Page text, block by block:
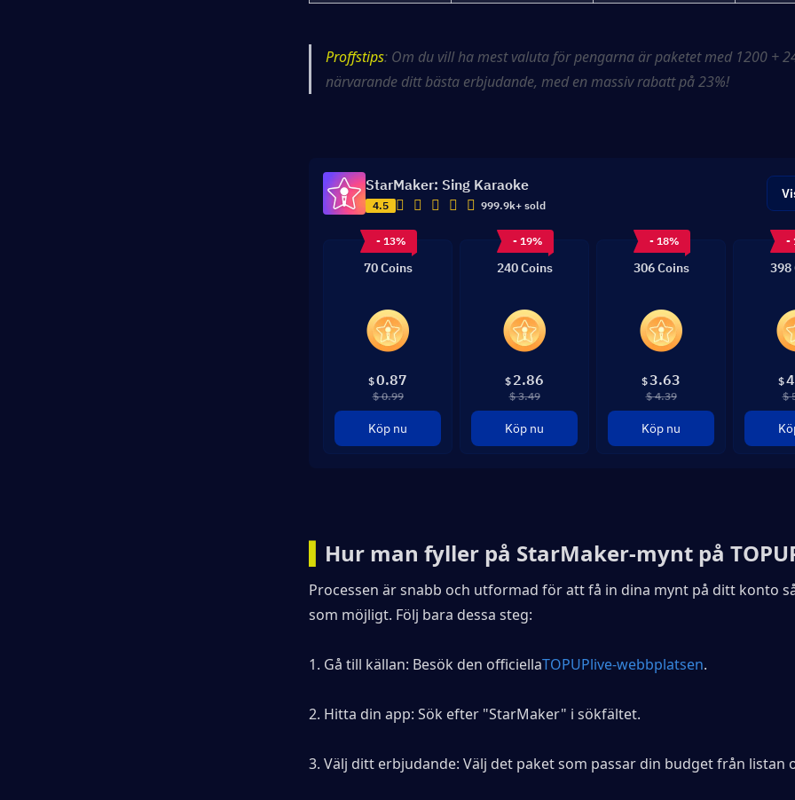
Proffstips: Om du vill ha mest valuta för pengarna är paketet med 1200 +
närvarande ditt bästa erbjudande, med en massiv rabatt på 23%!
StarMaker: Sing Karaoke
4.5 999.9k+ sold
- 13%
70 Coins
$0.87
$ 0.99
Köp nu
- 19%
240 Coins
$ 2.86
$ 3.49
Köp nu
- 18%
306 Coins
$3.63
$ 4.39
Köp nu
-
398
$
$
Hur man fyller på StarMaker-mynt på
Processen är snabb och utformad för att få in dina mynt på ditt konto
som möjligt. Följ bara dessa steg:
1. Gå till källan: Besök den officiellaTOPUPlive-webbplatsen.
2. Hitta din app: Sök efter "StarMaker" i sökfältet.
3. Välj ditt erbjudande: Välj det paket som passar din budget från listan